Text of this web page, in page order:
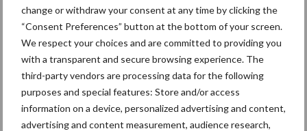
change or withdraw your consent at any time by clicking the
“Consent Preferences” button at the bottom of your screen.
We respect your choices and are committed to providing you
with a transparent and secure browsing experience. The
third-party vendors are processing data for the following
purposes and special features: Store and/or access
information on a device, personalized advertising and content,
advertising and content measurement, audience research,
7 aug
De speenhuid: een vaak
onderschatte risicofactor voor
mastitis
6 aug
ForFarmers ziet volume en
marktaandeel groeien in krimpende
Nederlandse markt